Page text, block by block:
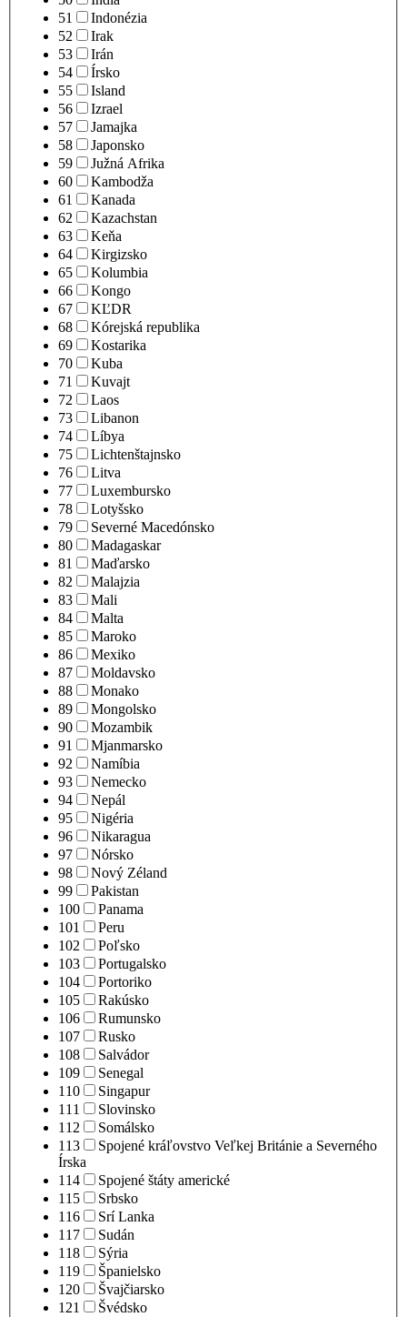
51
Indonézia
52
Irak
53
Irán
54
Írsko
55
Island
56
Izrael
57
Jamajka
58
Japonsko
59
Južná Afrika
60
Kambodža
61
Kanada
62
Kazachstan
63
Keňa
64
Kirgizsko
65
Kolumbia
66
Kongo
67
KĽDR
68
Kórejská republika
69
Kostarika
70
Kuba
71
Kuvajt
72
Laos
73
Libanon
74
Líbya
75
Lichtenštajnsko
76
Litva
77
Luxembursko
78
Lotyšsko
79
Severné Macedónsko
80
Madagaskar
81
Maďarsko
82
Malajzia
83
Mali
84
Malta
85
Maroko
86
Mexiko
87
Moldavsko
88
Monako
89
Mongolsko
90
Mozambik
91
Mjanmarsko
92
Namíbia
93
Nemecko
94
Nepál
95
Nigéria
96
Nikaragua
97
Nórsko
98
Nový Zéland
99
Pakistan
100
Panama
101
Peru
102
Poľsko
103
Portugalsko
104
Portoriko
105
Rakúsko
106
Rumunsko
107
Rusko
108
Salvádor
109
Senegal
110
Singapur
111
Slovinsko
112
Somálsko
113
Spojené kráľovstvo Veľkej Británie a Severného
Írska
114
Spojené štáty americké
115
Srbsko
116
Srí Lanka
117
Sudán
118
Sýria
119
Španielsko
120
Švajčiarsko
121
Švédsko